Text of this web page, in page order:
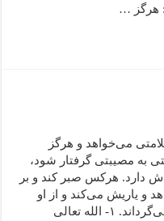
می‌خواهد و هرگز
به مصیبتی گرفتار شود،
دارد. هرکس صبر کند و بر
و یاریش می‌کند و از او
خشنود می‌شود و بنده را نیز راضی می‌گرداند. ۱- الله تعالی